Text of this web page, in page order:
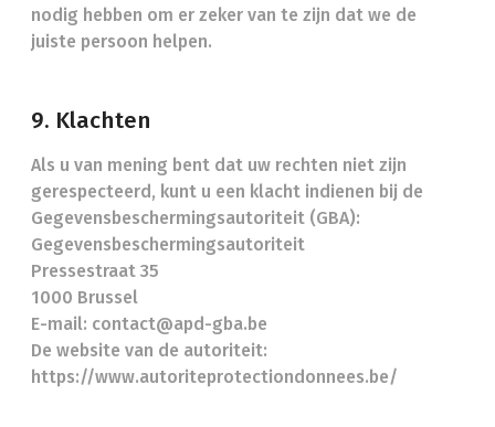
nodig hebben om er zeker van te zijn dat we de
juiste persoon helpen.
9. Klachten
Als u van mening bent dat uw rechten niet zijn
gerespecteerd, kunt u een klacht indienen bij de
Gegevensbeschermingsautoriteit (GBA):
Gegevensbeschermingsautoriteit
Pressestraat 35
1000 Brussel
E-mail: contact@apd-gba.be
De website van de autoriteit:
https://www.autoriteprotectiondonnees.be/